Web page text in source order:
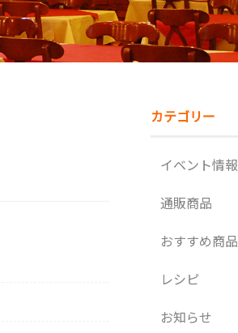
カテゴリー
イベント情報
通販商品
おすすめ商品
レシピ
お知らせ